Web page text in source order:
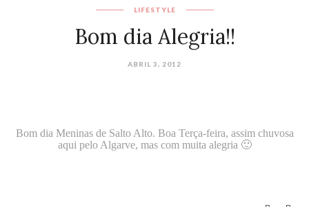
LIFESTYLE
Bom dia Alegria!!
ABRIL 3, 2012
Bom dia Meninas de Salto Alto. Boa Terça-feira, assim chuvosa
aqui pelo Algarve, mas com muita alegria 🙂